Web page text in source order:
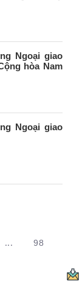
Ngoại giao
hòa Nam
Ngoại giao
navigate.
cổngtrên cổng
...Trang trung
Các
98